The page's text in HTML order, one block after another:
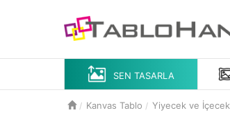
SEN TASARLA
Kanvas Tablo Yiyecek ve İçecek